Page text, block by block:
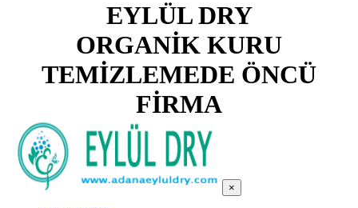
EYLÜL DRY
ORGANİK KURU
TEMİZLEMEDE ÖNCÜ
FİRMA
×